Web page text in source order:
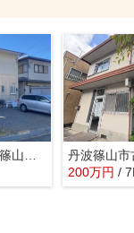
【商談中】丹波篠山市今田町上小野原 戸建
200万円 /